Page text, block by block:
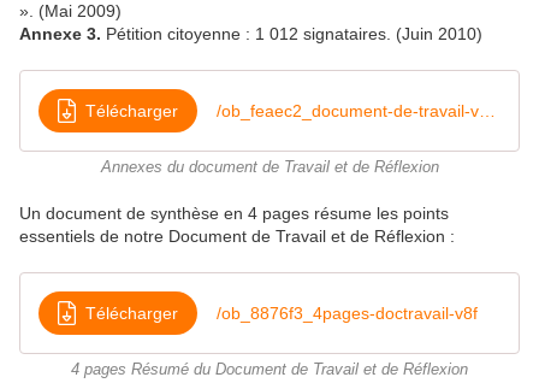
». (Mai 2009)
Annexe 3. Pétition citoyenne : 1 012 signataires. (Juin 2010)
Télécharger
Annexes du document de Travail et de Réflexion
Un document de synthèse en 4 pages résume les points
essentiels de notre Document de Travail et de Réflexion :
Télécharger /ob_8876f3_4pages-doctravail-v8f
4 pages Résumé du Document de Travail et de Réflexion